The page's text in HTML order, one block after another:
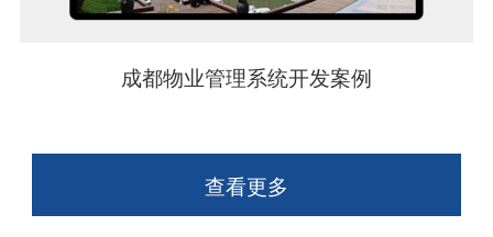
成都物业管理系统开发案例
查看更多